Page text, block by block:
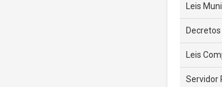
Leis
Decretos
Leis
Servidor